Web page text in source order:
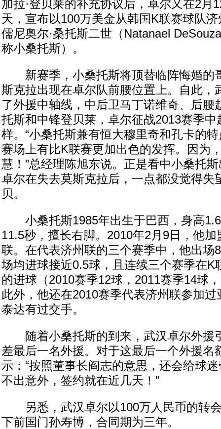
加拉·登贝莱的补充协议后，卓尔又在2月
天，宣布以100万美金从韩国K联赛球队
儒尼奥尔·桑托斯二世（Natanael
称小桑托斯）。
新赛季，小桑托斯将顶替临阵悔婚的
斯克拉出现在卓尔队前腰位置上。自此，
了外援中轴线，中后卫马丁诺维奇、后腰
托斯和中锋登贝莱，卓尔征战2013赛季
样。“小桑托斯兼有恒大穆里奇和孔卡的
赛场上有比K联赛更加出色的发挥。因为
慧！”总经理陈旭东说。正是看中小桑托
卓尔在失去莫斯克拉后，一点都没觉得失
贝。
小桑托斯1985年出生于巴西，身高
11.5秒，擅长右脚。2010年2月9日，他
联。在代表济州联的三个赛季中，他出场
场均进球接近0.5球，且连续三个赛季在K
的进球（2010赛季12球，2011赛季14球
此外，他还在2010赛季代表济州联参加
泰达有过交手。
随着小桑托斯的到来，武汉卓尔外援
差最后一名外援。对于这最后一个外援名
示：“按照董事长阎志的意思，还会给球
不出意外，签约就在近几天！”
另悉，武汉卓尔以100万人民币的转
下前国门孙寿博，合同期为三年。